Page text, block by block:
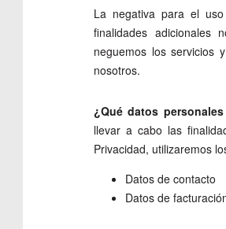
La negativa para el
finalidades
neguemos los servicios
nosotros.
¿Qué datos
llevar a cabo las
Privacidad, utilizaremos
Datos de contacto
Datos de